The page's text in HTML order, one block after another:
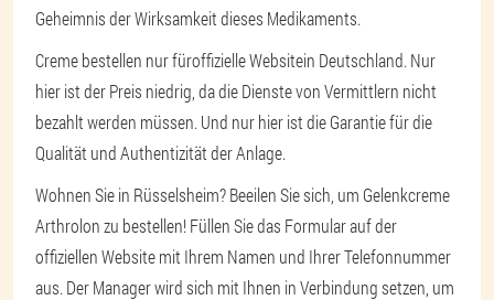
Geheimnis der Wirksamkeit dieses Medikaments.
Creme bestellen nur füroffizielle Websitein Deutschland. Nur
hier ist der Preis niedrig, da die Dienste von Vermittlern nicht
bezahlt werden müssen. Und nur hier ist die Garantie für die
Qualität und Authentizität der Anlage.
Wohnen Sie in Rüsselsheim? Beeilen Sie sich, um Gelenkcreme
Arthrolon zu bestellen! Füllen Sie das Formular auf der
offiziellen Website mit Ihrem Namen und Ihrer Telefonnummer
aus. Der Manager wird sich mit Ihnen in Verbindung setzen, um